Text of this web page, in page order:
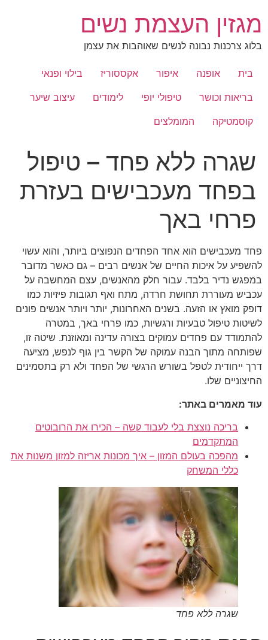
לתוכן
מגזין העצמת נשים
בלוג צרכנות נבונה לנשים שאוהבות את עצמן
בית אופנה איפור אקססוריז
בילוי ופנאי
בריאות וכושר
טיפולי יופי לימודים
עיצוב שיער
קוסמטיקה
המומלצים
שגרה ללא פחד – טיפול
בפחד מעכבישים בעזרת
פרחי באך
פחד מעכבישים הוא אחד הפחדים הנפוצים ביותר, והוא עשוי
להשפיע על איכות החיים של אנשים רבים – גם כאשר מדובר
במפגש נדיר בלבד. עבור חלק מהאנשים, עצם המחשבה על
עכביש מעוררת תחושת חרדה, מתח ואף תגובות פיזיות כמו
דופק מואץ או הזעה. בשנים האחרונות, יותר ויותר אנשים פונים
לשיטות טיפול טבעיות ורגשיות, כמו פרחי באך, במטרה
להתמודד עם פחדים עמוקים בצורה עדינה ומאוזנת. שיטה זו,
שפותחה מתוך הבנה עמוקה של הקשר בין גוף לנפש, מציעה
דרך ייחודית לטפל בשורש הרגשי של הפחד ולא רק בתסמינים
החיצוניים שלו.
עוד מאמרים באתר:
בריכה נוצצת בלי לעבוד קשה – הכירו את הרובוטים
המתקדמים
מהפכה בעולם המזון – איך מכונות אריזה למזון משנות את
כללי המשחק
שגרה ללא פחד